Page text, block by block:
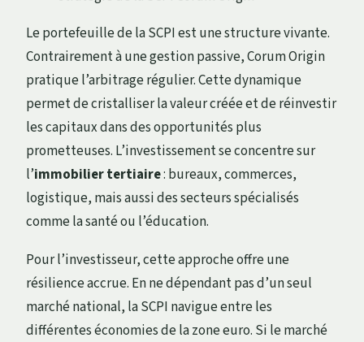
Le portefeuille de la SCPI est une structure vivante.
Contrairement à une gestion passive, Corum Origin
pratique l’arbitrage régulier. Cette dynamique
permet de cristalliser la valeur créée et de réinvestir
les capitaux dans des opportunités plus
prometteuses. L’investissement se concentre sur
l’immobilier tertiaire: bureaux, commerces,
logistique, mais aussi des secteurs spécialisés
comme la santé ou l’éducation.
Pour l’investisseur, cette approche offre une
résilience accrue. En ne dépendant pas d’un seul
marché national, la SCPI navigue entre les
différentes économies de la zone euro. Si le marché